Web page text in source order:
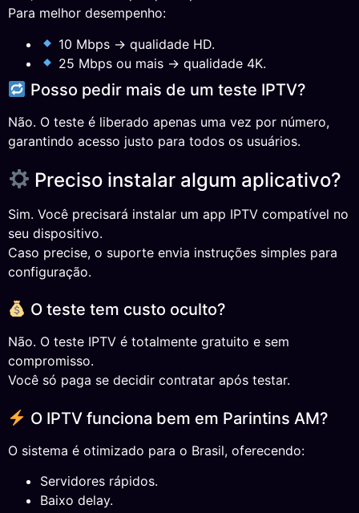
Para melhor desempenho:
10 Mbps → qualidade HD.
25 Mbps ou mais → qualidade 4K.
Posso pedir mais de um teste IPTV?
Não. O teste é liberado apenas uma vez por número,
garantindo acesso justo para todos os usuários.
Preciso instalar algum aplicativo?
Sim. Você precisará instalar um app IPTV compatível no
seu dispositivo.
Caso precise, o suporte envia instruções simples para
configuração.
O teste tem custo oculto?
Não. O teste IPTV é totalmente gratuito e sem
compromisso.
Você só paga se decidir contratar após testar.
O IPTV funciona bem em Parintins AM?
O sistema é otimizado para o Brasil, oferecendo:
Servidores rápidos.
Baixo delay.